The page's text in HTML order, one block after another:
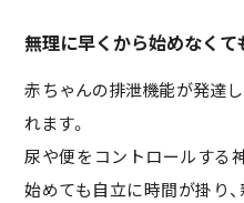
無理に早くから始めなくて
赤ちゃんの排泄機能が発達
れます。
尿や便をコントロールする
始めても自立に時間が掛り